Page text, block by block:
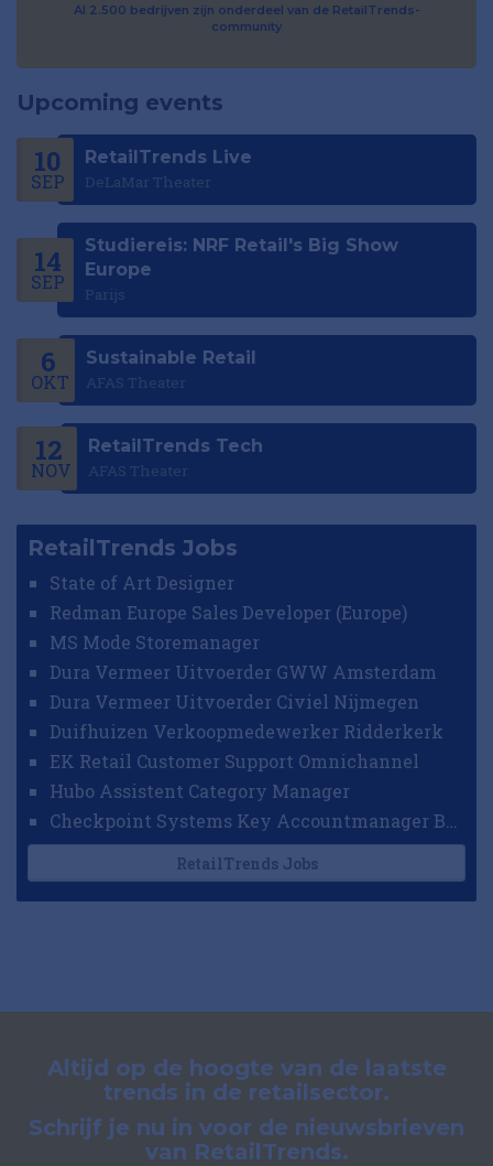
Al 2.500 bedrijven zijn onderdeel van de RetailTrends-
community
Upcoming events
10
SEP
RetailTrends Live
DeLaMar Theater
14
SEP
Studiereis: NRF Retail's Big Show
Europe
Parijs
6
OKT
Sustainable Retail
AFAS Theater
12
NOV
RetailTrends Tech
AFAS Theater
RetailTrends Jobs
State of Art Designer
Redman Europe Sales Developer (Europe)
MS Mode Storemanager
Dura Vermeer Uitvoerder GWW Amsterdam
Dura Vermeer Uitvoerder Civiel Nijmegen
Duifhuizen Verkoopmedewerker Ridderkerk
EK Retail Customer Support Omnichannel
Hubo Assistent Category Manager
RetailTrends Jobs
Altijd op de hoogte van de laatste
trends in de retailsector.
Schrijf je nu in voor de nieuwsbrieven
van RetailTrends.